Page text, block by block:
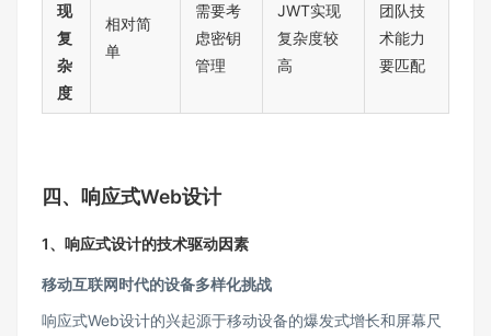
现
复
杂
度
相对简
单
需要考
虑密钥
管理
JWT实现
复杂度较
高
团队技
术能力
要匹配
四、响应式Web设计
1、响应式设计的技术驱动因素
移动互联网时代的设备多样化挑战
响应式Web设计的兴起源于移动设备的爆发式增长和屏幕尺